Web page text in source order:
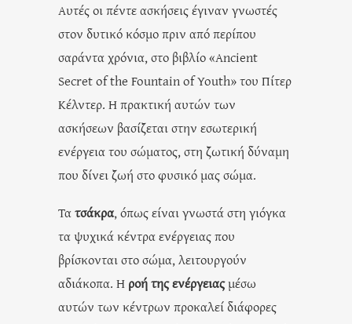
Αυτές οι πέντε ασκήσεις έγιναν γνωστές
στον δυτικό κόσμο πριν από περίπου
σαράντα χρόνια, στο βιβλίο «Ancient
Secret of the Fountain of Youth» του Πίτερ
Κέλντερ. Η πρακτική αυτών των
ασκήσεων βασίζεται στην εσωτερική
ενέργεια του σώματος, στη ζωτική δύναμη
που δίνει ζωή στο φυσικό μας σώμα.
Τατσάκρα, όπως είναι γνωστά στη γιόγκα
τα ψυχικά κέντρα ενέργειας που
βρίσκονται στο σώμα, λειτουργούν
αδιάκοπα. Η ροή της ενέργειαςμέσω
αυτών των κέντρων προκαλεί διάφορες